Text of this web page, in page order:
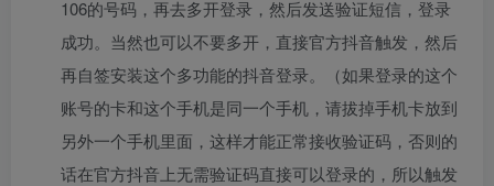
106的号码，再去多开登录，然后发送验证短信，登录
成功。当然也可以不要多开，直接官方抖音触发，然后
再自签安装这个多功能的抖音登录。（如果登录的这个
账号的卡和这个手机是同一个手机，请拔掉手机卡放到
另外一个手机里面，这样才能正常接收验证码，否则的
话在官方抖音上无需验证码直接可以登录的，所以触发